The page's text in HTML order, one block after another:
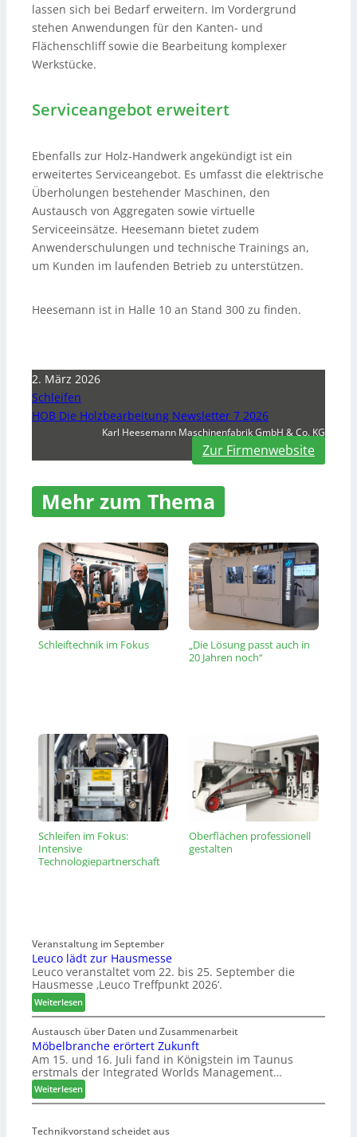
lassen sich bei Bedarf erweitern. Im Vordergrund
stehen Anwendungen für den Kanten- und
Flächenschliff sowie die Bearbeitung komplexer
Werkstücke.
Serviceangebot erweitert
Ebenfalls zur Holz-Handwerk angekündigt ist ein
erweitertes Serviceangebot. Es umfasst die elektrische
Überholungen bestehender Maschinen, den
Austausch von Aggregaten sowie virtuelle
Serviceeinsätze. Heesemann bietet zudem
Anwenderschulungen und technische Trainings an,
um Kunden im laufenden Betrieb zu unterstützen.
Heesemann ist in Halle 10 an Stand 300 zu finden.
2. März 2026
Schleifen
HOB Die Holzbearbeitung Newsletter 7 2026
Karl Heesemann Maschinenfabrik GmbH & Co. KG
Zur Firmenwebsite
Mehr zum Thema
Schleiftechnik im Fokus
„Die Lösung passt auch in
20 Jahren noch“
Schleifen im Fokus:
Intensive
Technologiepartnerschaft
Oberflächen professionell
gestalten
Veranstaltung im September
Leuco lädt zur Hausmesse
Leuco veranstaltet vom 22. bis 25. September die
Hausmesse ‚Leuco Treffpunkt 2026‘.
Weiterlesen:
L
e
u
c
o
ä
t
Austausch über Daten und Zusammenarbeit
Möbelbranche erörtert Zukunft
Am 15. und 16. Juli fand in Königstein im Taunus
erstmals der Integrated Worlds Management…
Weiterlesen:
M
b
Technikvorstand scheidet aus